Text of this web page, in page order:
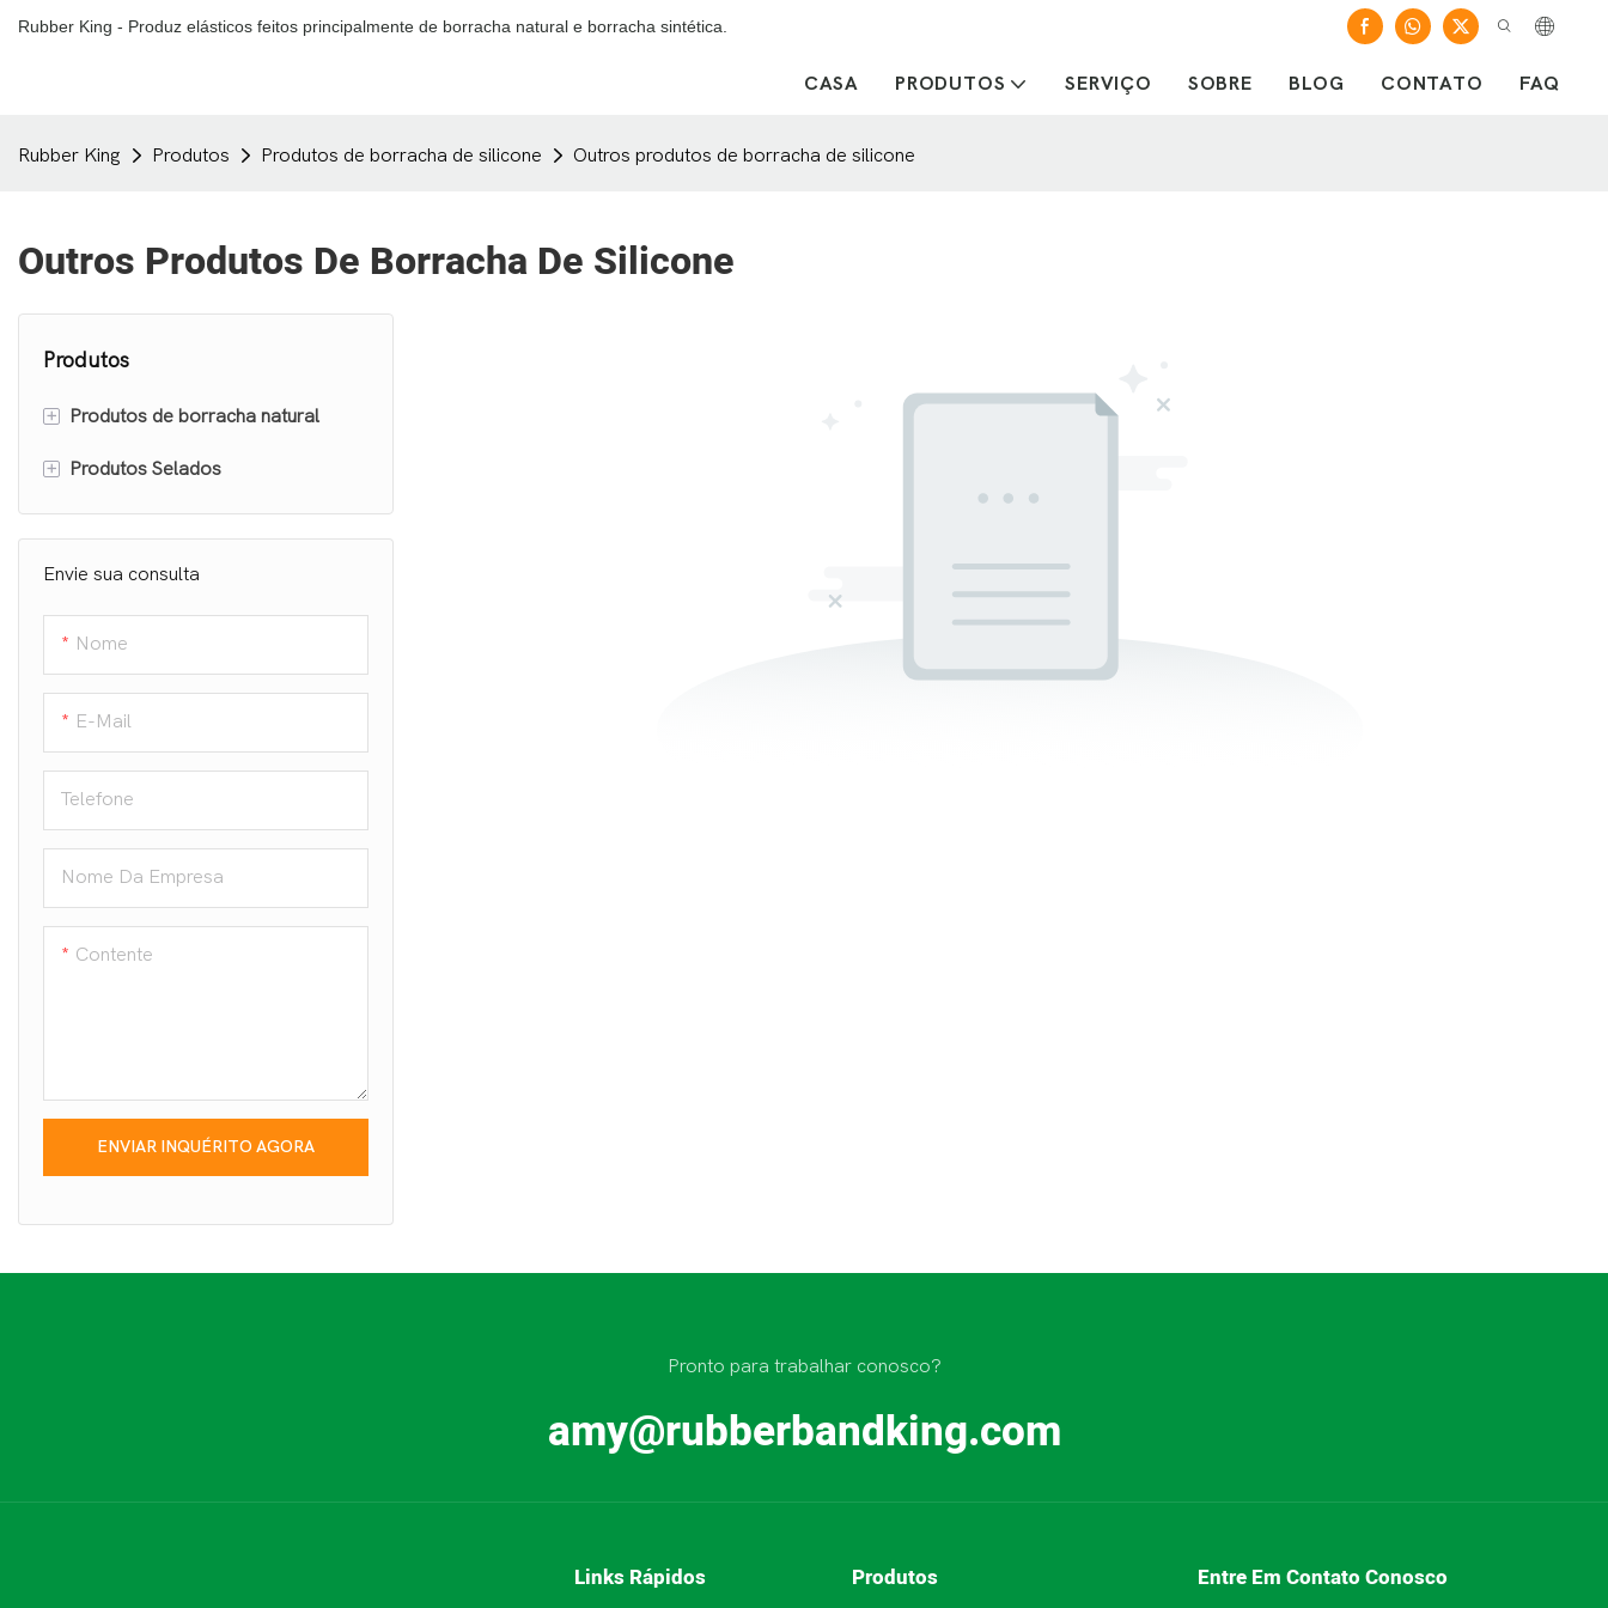
Rubber King - Produz elásticos feitos principalmente de borracha natural e borracha sintética.
CASA PRODUTOS SERVIÇO SOBRE BLOG CONTATO FAQ
Rubber King Produtos Produtos de borracha de silicone Outros produtos de borracha de silicone
Outros Produtos De Borracha De Silicone
Produtos
+ Produtos de borracha natural
Elásticos
Tubo de borracha
Cinto de borracha elástica
+ Produtos Selados
Anel de vedação
Envie sua consulta
Nome
E-Mail
Telefone
Nome Da Empresa
Contente
ENVIAR INQUÉRITO AGORA
Pronto para trabalhar conosco?
amy@rubberbandking.com
Links Rápidos Produtos Entre Em Contato Conosco